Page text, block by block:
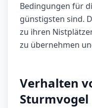
Bedingungen für
günstigsten sind.
zu ihren
zu übernehmen
Verhalten
Sturmvogel